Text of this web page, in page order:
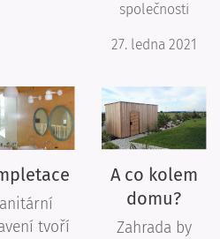
společnosti
27. ledna 2021
tvoří
A co kolem
domu?
Zahrada by